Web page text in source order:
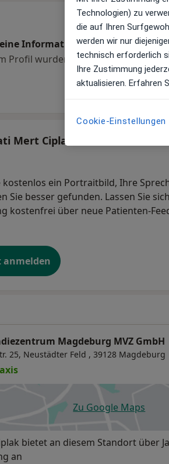
Informationen über
Profil wurden noch keine
hinzugefügt.
Mert Ciplak?
kostenlos ein Portraitbild, Ihre
Sie besser gefunden. Lassen Sie
kostenfrei über neue Patienten-
anmelden
Magdeburg MVZ GmbH
25, Neustädter Feld , 39128 Magdeburg
Zu Google Maps
öffnet in
bietet an diesem Standort über
an
Technologien) zu
die auf Ihren
werden wir nur
technisch erforderlich
Ihre Zustimmung
aktualisieren. Erfahren
Cookie-Einstellungen